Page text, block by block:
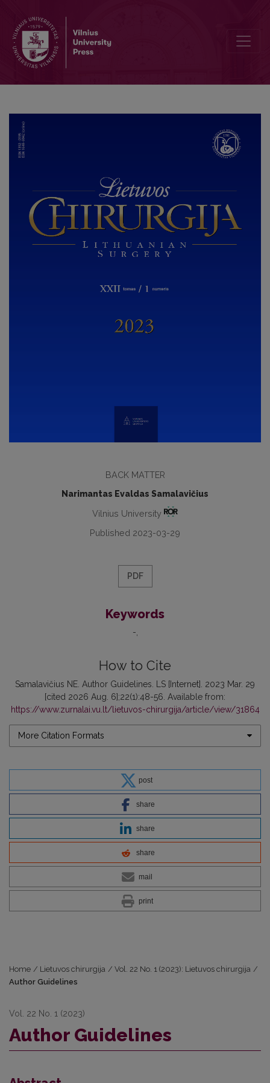
BACK MATTER
Narimantas Evaldas Samalavičius
Vilnius University
Published 2023-03-29
PDF
Keywords
-
How to Cite
Samalavičius NE. Author Guidelines. LS [Internet]. 2023 Mar. 29
[cited 2026 Aug. 6];22(1):48-56. Available from:
https://www.zurnalai.vu.lt/lietuvos-chirurgija/article/view/31864
More Citation Formats
post
share
share
share
mail
print
Home / Lietuvos chirurgija / Vol. 22 No. 1 (2023): Lietuvos chirurgija /
Author Guidelines
Vol. 22 No. 1 (2023)
Author Guidelines